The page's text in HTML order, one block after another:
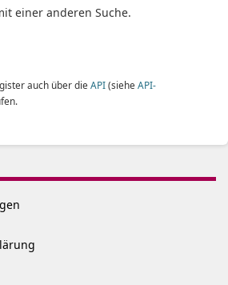
einer anderen Suche.
auch über die API(siehe API-